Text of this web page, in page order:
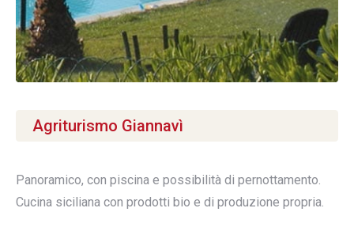
Agriturismo Giannavì
Panoramico, con piscina e possibilità di pernottamento.
Cucina siciliana con prodotti bio e di produzione propria.